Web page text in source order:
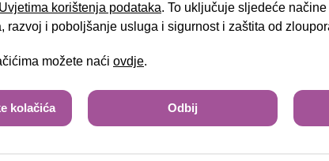
radio uređaj USB
multifunkcijski kožni upravljač
korištenja podataka. To uključuje sljedeće
razvoj i poboljšanje usluga i sigurnost i zaštita od
možete naći ovdje.
kolačića Odbij